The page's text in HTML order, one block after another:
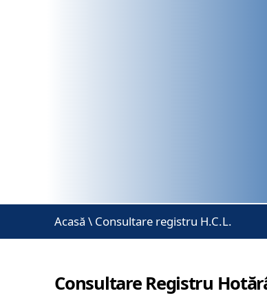
Acasă \ Consultare registru H.C.L.
Consultare Registru